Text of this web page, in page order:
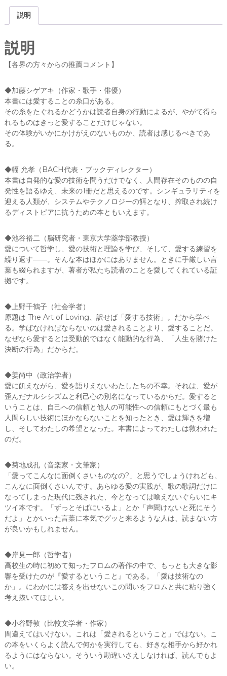
ー
ッ
ヒ
・
フ
ロ
(
著
)
鈴
木
晶
翻
訳
)
(
紀
屋
書
店
)
個
c
b
o
k
te
説明
説明
【各界の方々からの推薦コメント】
◆加藤シゲアキ（作家・歌手・俳優）
本書には愛することの糸口がある。
その糸をたぐれるかどうかは読者自身の行動によるが、やがて得ら
れるものはきっと愛することだけじゃない。
その体験がいかにかけがえのないものか、読者は感じるべきであ
る。
◆幅 允孝（BACH代表・ブックディレクター）
本書は自発的な愛の技術を問うだけでなく、人間存在そのものの自
発性を語るゆえ、未来の1冊だと思えるのです。シンギュラリティを
迎える人類が、システムやテクノロジーの餌となり、搾取され続け
るディストピアに抗うための本ともいえます。
◆池谷裕二（脳研究者・東京大学薬学部教授）
愛について哲学し、愛の技術と理論を学び、そして、愛する練習を
繰り返す――。そんな本はほかにはありません。ときに手厳しい言
葉も綴られますが、著者が私たち読者のことを愛してくれている証
拠です。
◆上野千鶴子（社会学者）
原題は The Art of Loving、訳せば「愛する技術」。だから学べ
る。学ばなければならないのは愛されることより、愛することだ。
なぜなら愛するとは受動的ではなく能動的な行為、「人生を賭けた
決断の行為」だからだ。
◆姜尚中（政治学者）
愛に飢えながら、愛を語りえないわたしたちの不幸。それは、愛が
歪んだナルシシズムと利己心の別名になっているからだ。愛すると
いうことは、自己への信頼と他人の可能性への信頼にもとづく最も
人間らしい技術にほかならないことを知ったとき、愛は輝きを増
し、そしてわたしの希望となった。本書によってわたしは救われた
のだ。
◆菊地成孔（音楽家・文筆家）
「愛ってこんなに面倒くさいものなの?」と思うでしょうけれども、
こんなに面倒くさいんです。あらゆる愛の実践が、歌の歌詞だけに
なってしまった現代に残された、今となっては喰えないぐらいにキ
ツイ本です。「ずっとそばにいるよ」とか「声聞けないと死にそう
だよ」とかいった言葉に本気でグッと来るような人は、読まない方
が良いかもしれません。
◆岸見一郎（哲学者）
高校生の時に初めて知ったフロムの著作の中で、もっとも大きな影
響を受けたのが『愛するということ』である。「愛は技術なの
か」。にわかには答えを出せないこの問いをフロムと共に粘り強く
考え抜いてほしい。
◆小谷野敦（比較文学者・作家）
間違えてはいけない。これは「愛されるということ」ではない。こ
の本をいくらよく読んで何かを実行しても、好きな相手から好かれ
るようにはならない。そういう勘違いさえしなければ、読んでもよ
い。